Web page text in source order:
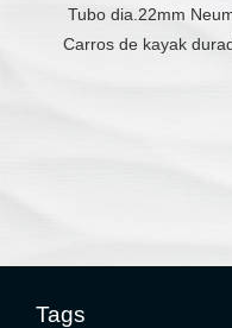
Tubo dia.22mm
Carros de kayak
Tags